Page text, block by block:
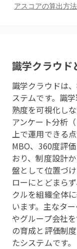
アスコアの算出方法
識学クラウド
識学クラウドは
ステムです。識
熟度を可視化し
アンケート分析
上で運用できる
MBO、360度評
おり、制度設計
盤として位置づ
ローにとどまら
クルを組織全体
います。主なタ
やグループ会社
の育成と評価制
たシステムです。